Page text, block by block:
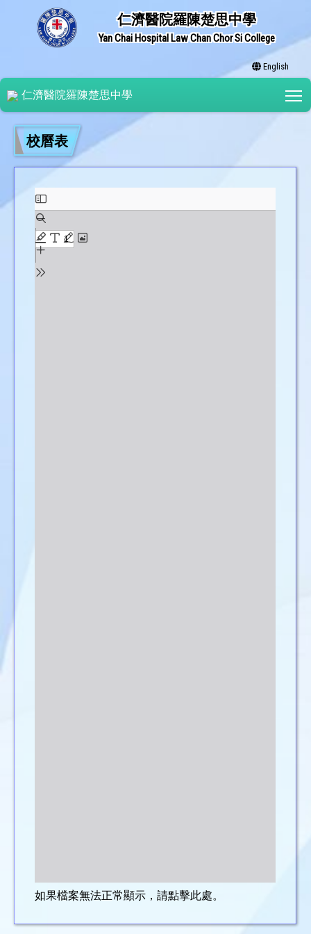
仁濟醫院羅陳楚思中學
Yan Chai Hospital Law Chan Chor Si College
English
仁濟醫院羅陳楚思中學
校曆表
如果檔案無法正常顯示，請點擊此處。